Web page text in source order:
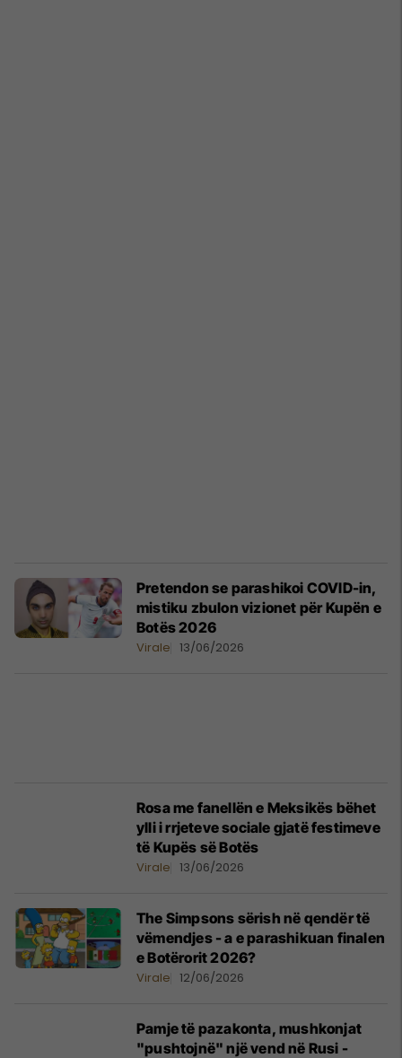
Pretendon se parashikoi COVID-in,
mistiku zbulon vizionet për Kupën e
Botës 2026
Virale 13/06/2026
Rosa me fanellën e Meksikës bëhet
ylli i rrjeteve sociale gjatë festimeve
të Kupës së Botës
Virale 13/06/2026
The Simpsons sërish në qendër të
vëmendjes - a e parashikuan finalen
e Botërorit 2026?
Virale 12/06/2026
Pamje të pazakonta, mushkonjat
"pushtojnë" një vend në Rusi -